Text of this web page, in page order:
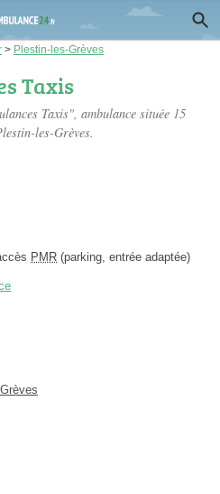
> Plestin-les-Grèves
Taxis
Taxis", ambulance située 15
les-Grèves.
PMR (parking, entrée adaptée)